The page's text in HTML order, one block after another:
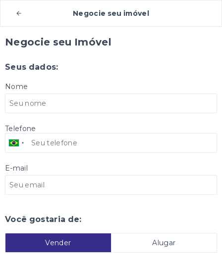
Negocie seu imóvel
Negocie seu Imóvel
Seus dados:
Nome
Telefone
E-mail
Você gostaria de:
Vender Alugar